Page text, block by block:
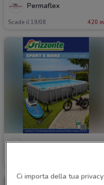
Permaflex
Scade il 19/08 420 m
Orizzonte
Ci importa della tua privacy